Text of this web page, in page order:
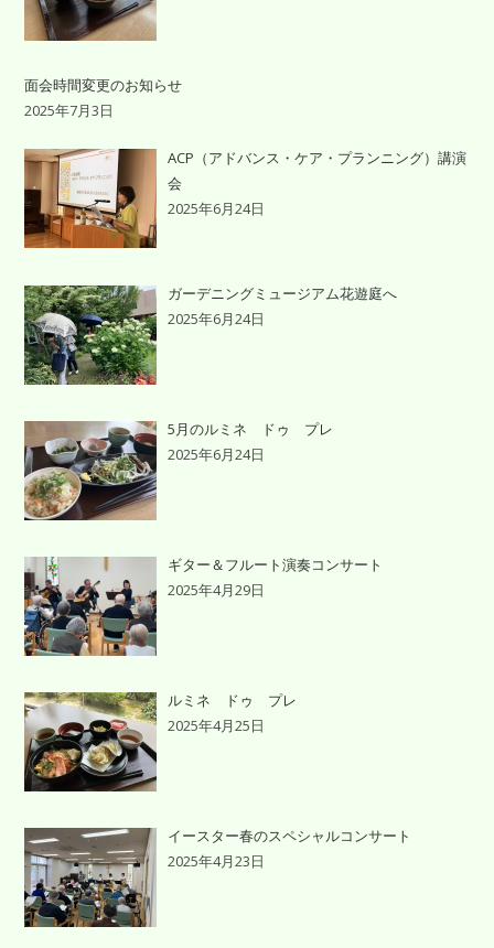
面会時間変更のお知らせ
2025年7月3日
ACP（アドバンス・ケア・プランニング）講演
会
2025年6月24日
ガーデニングミュージアム花遊庭へ
2025年6月24日
5月のルミネ ドゥ プレ
2025年6月24日
ギター＆フルート演奏コンサート
2025年4月29日
ルミネ ドゥ プレ
2025年4月25日
イースター春のスペシャルコンサート
2025年4月23日